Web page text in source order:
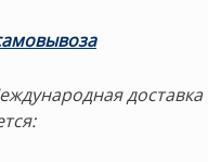
доставка